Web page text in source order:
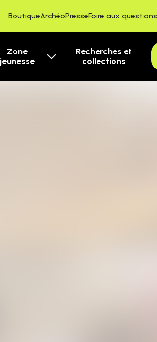
BoutiqueArchéoPresseFoire aux questions
Zone
jeunesse
Recherches et
collections